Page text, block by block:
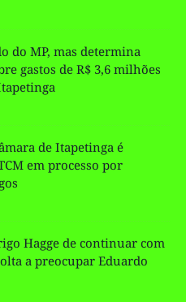
do MP, mas determina
gastos de R$ 3,6 milhões
de Itapetinga é
em processo por
Hagge de continuar com
a preocupar Eduardo